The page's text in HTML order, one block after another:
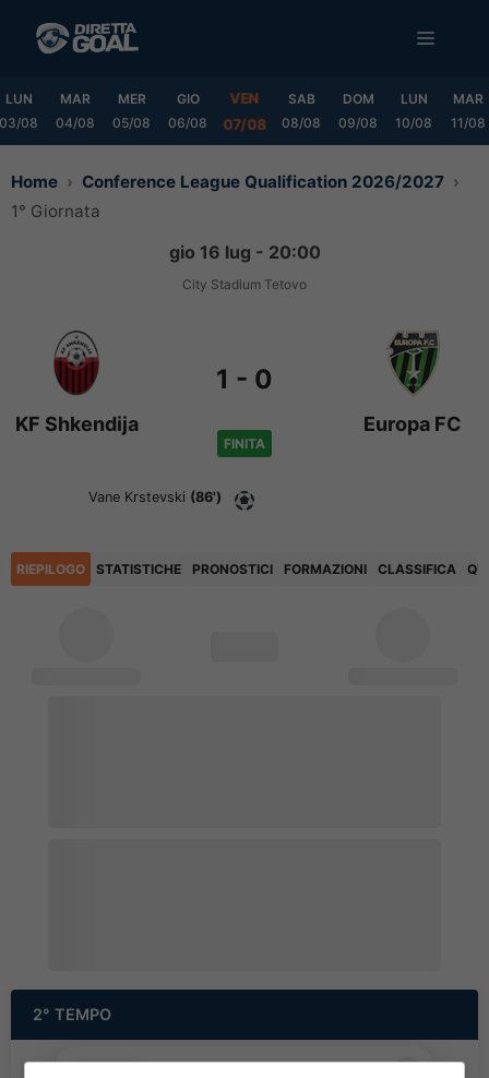
MENU
LUN
03/08
MAR
04/08
MER
05/08
GIO
06/08
VEN
07/08
SAB
08/08
DOM
09/08
LUN
10/08
MAR
11/08
Home
Conference League Qualification 2026/2027
1° Giornata
gio 16 lug - 20:00
City Stadium Tetovo
KF Shkendija
1 - 0
FINITA
Europa FC
Vane Krstevski (86')
RIEPILOGO STATISTICHE PRONOSTICI FORMAZIONI CLASSIFICA
2° TEMPO